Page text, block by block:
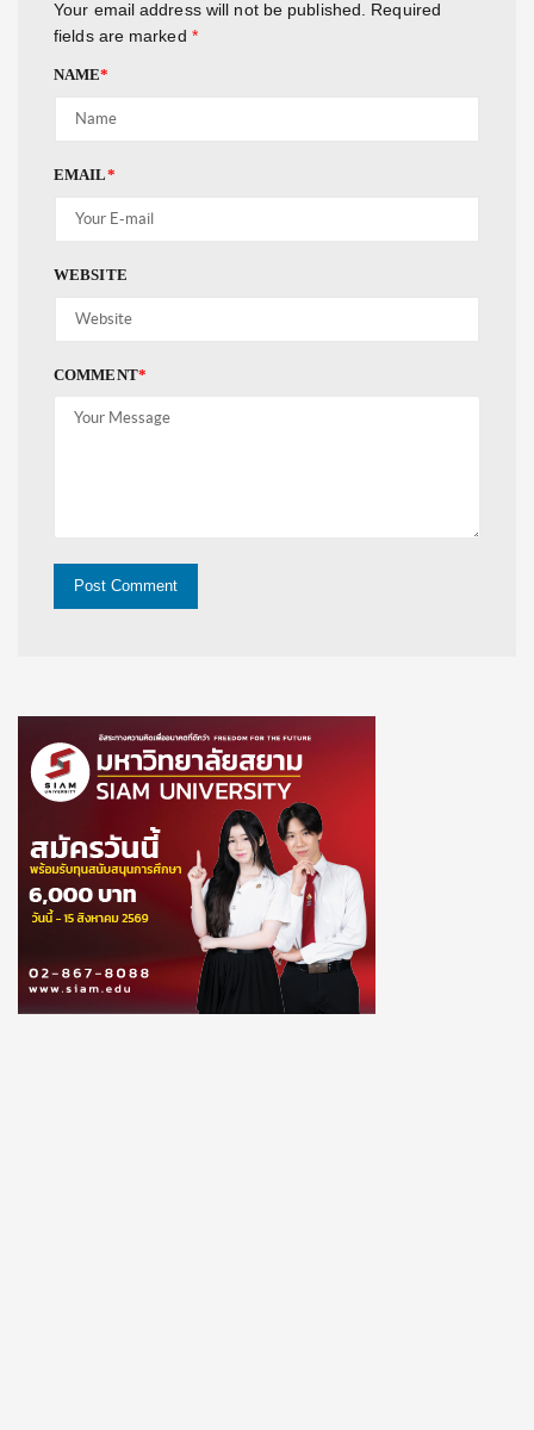
Your email address will not be published.
Required
fields are marked *
NAME*
EMAIL*
WEBSITE
COMMENT*